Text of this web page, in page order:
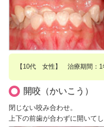
【10代 女性】 治療期間：1
開咬（かいこう）
閉じない咬み合わせ。
上下の前歯が合わずに開いて